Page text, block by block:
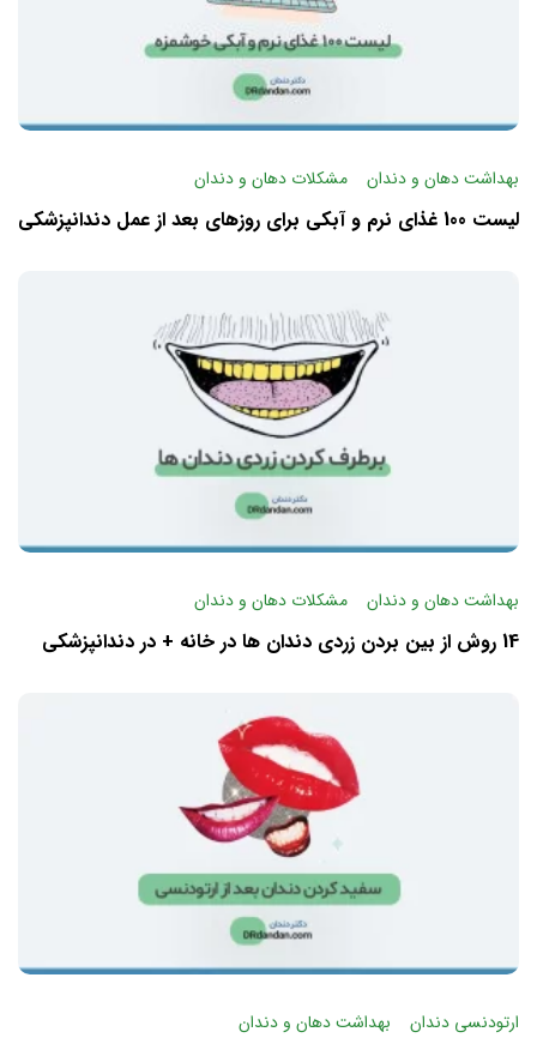
بهداشت دهان و دندان مشکلات دهان و دندان
لیست 100 غذای نرم و آبکی برای روزهای بعد از عمل دندانپزشکی
بهداشت دهان و دندان مشکلات دهان و دندان
14 روش از بین بردن زردی دندان ها در خانه + در دندانپزشکی
ارتودنسی دندان بهداشت دهان و دندان